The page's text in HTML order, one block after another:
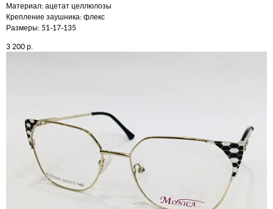
Материал: ацетат целлюлозы
Крепление заушника: флекс
Размеры: 51-17-135
3 200р.